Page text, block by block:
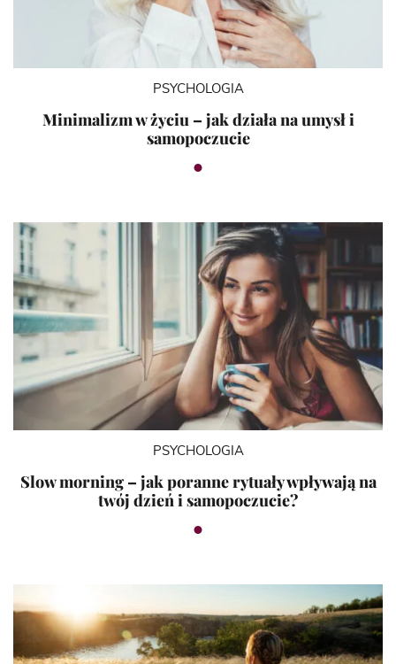
PSYCHOLOGIA
Minimalizm w życiu – jak działa na umysł i
samopoczucie
PSYCHOLOGIA
Slow morning – jak poranne rytuały wpływają na
twój dzień i samopoczucie?